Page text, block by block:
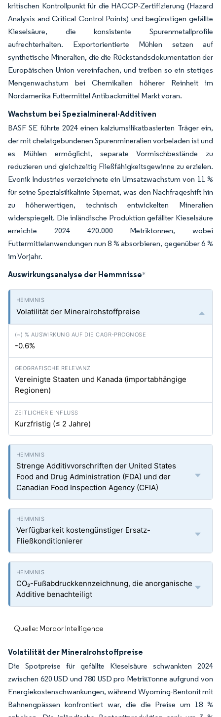
kritischen Kontrollpunkt für die HACCP-Zertifizierung (Hazard
Analysis and Critical Control Points) und begünstigen gefällte
Kieselsäure, die konsistente Spurenmetallprofile
aufrechterhalten. Exportorientierte Mühlen setzen auf
synthetische Mineralien, die die Rückstandsdokumentation der
Europäischen Union vereinfachen, und treiben so ein stetiges
Mengenwachstum bei Chemikalien höherer Reinheit im
Nordamerika Futtermittel Antibackmittel Markt voran.
Wachstum bei Spezialmineral-Additiven
BASF SE führte 2024 einen kalziumsilikatbasierten Träger ein,
der mit chelatgebundenen Spurenmineralien vorbeladen ist und
es Mühlen ermöglicht, separate Vormischbestände zu
reduzieren und gleichzeitig Fließfähigkeitsgewinne zu erzielen.
Evonik Industries verzeichnete ein Umsatzwachstum von 11 %
für seine Spezialsilikalinie Sipernat, was den Nachfrageshift hin
zu höherwertigen, technisch entwickelten Mineralien
widerspiegelt. Die inländische Produktion gefällter Kieselsäure
erreichte 2024 420.000 Metriktonnen, wobei
Futtermittelanwendungen nun 8 % absorbieren, gegenüber 6 %
im Vorjahr.
Auswirkungsanalyse der Hemmnisse*
Volatilität der Mineralrohstoffpreise
-0.6%
Vereinigte Staaten und Kanada (importabhängige
Regionen)
Kurzfristig (≤ 2 Jahre)
Strenge Additivvorschriften der United States
Food and Drug Administration (FDA) und der
Canadian Food Inspection Agency (CFIA)
Verfügbarkeit kostengünstiger Ersatz-
Fließkonditionierer
CO₂-Fußabdruckkennzeichnung, die anorganische
Additive benachteiligt
Quelle: Mordor Intelligence
Volatilität der Mineralrohstoffpreise
Die Spotpreise für gefällte Kieselsäure schwankten 2024
zwischen 620 USD und 780 USD pro Metriктonne aufgrund von
Energiekostenschwankungen, während Wyoming-Bentonit mit
Bahnengpässen konfrontiert war, die die Preise um 18 %